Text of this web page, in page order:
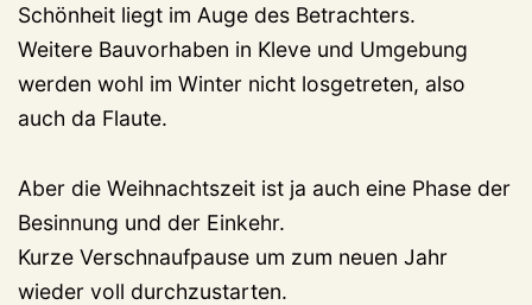
Schönheit liegt im Auge des Betrachters.
Weitere Bauvorhaben in Kleve und Umgebung
werden wohl im Winter nicht losgetreten, also
auch da Flaute.
Aber die Weihnachtszeit ist ja auch eine Phase der
Besinnung und der Einkehr.
Kurze Verschnaufpause um zum neuen Jahr
wieder voll durchzustarten.